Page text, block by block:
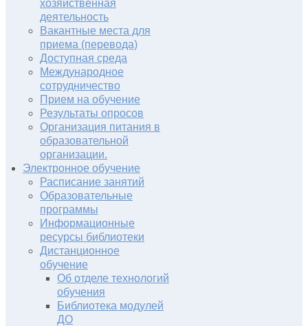
хозяйственная
деятельность
Вакантные места для
приема (перевода)
Доступная среда
Международное
сотрудничество
Прием на обучение
Результаты опросов
Организация питания в
образовательной
организации.
Электронное обучение
Расписание занятий
Образовательные
программы
Информационные
ресурсы библиотеки
Дистанционное
обучение
Об отделе технологий
обучения
Библиотека модулей
ДО